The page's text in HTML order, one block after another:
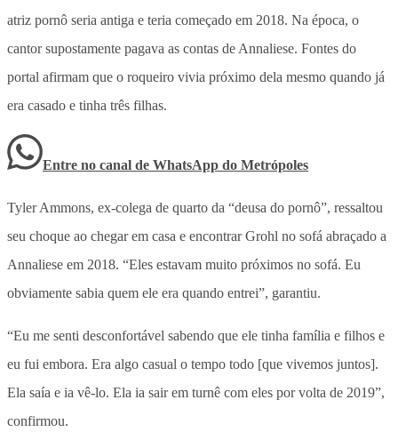
atriz pornô seria antiga e teria começado em 2018. Na época, o
cantor supostamente pagava as contas de Annaliese. Fontes do
portal afirmam que o roqueiro vivia próximo dela mesmo quando já
era casado e tinha três filhas.
Entre no canal de WhatsApp do Metrópoles
Tyler Ammons, ex-colega de quarto da “deusa do pornô”, ressaltou
seu choque ao chegar em casa e encontrar Grohl no sofá abraçado a
Annaliese em 2018. “Eles estavam muito próximos no sofá. Eu
obviamente sabia quem ele era quando entrei”, garantiu.
“Eu me senti desconfortável sabendo que ele tinha família e filhos e
eu fui embora. Era algo casual o tempo todo [que vivemos juntos].
Ela saía e ia vê-lo. Ela ia sair em turnê com eles por volta de 2019”,
confirmou.